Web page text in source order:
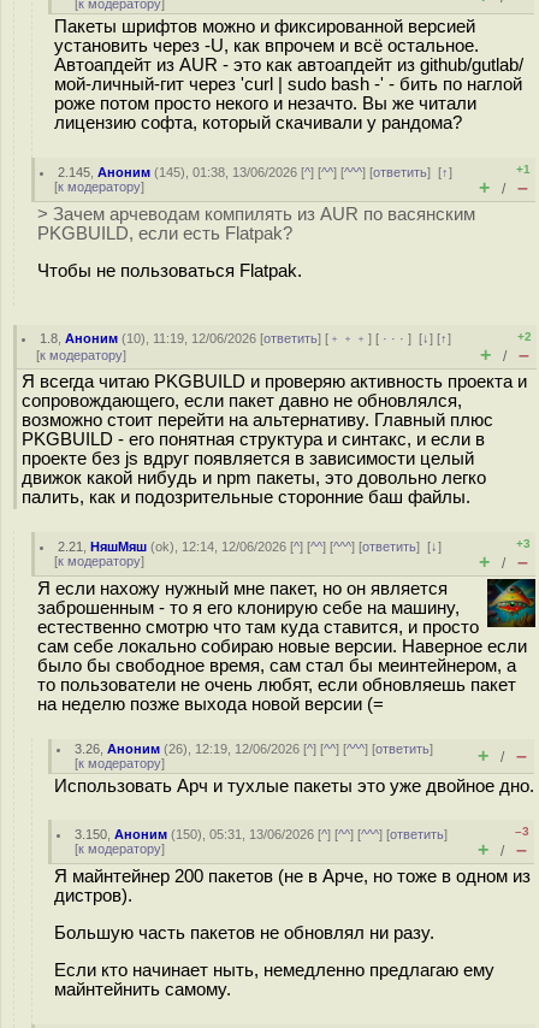
[к модератору]
Пакеты шрифтов можно и фиксированной версией
установить через -U, как впрочем и всё остальное.
Автоапдейт из AUR - это как автоапдейт из github/gutlab/
мой-личный-гит через 'curl | sudo bash -' - бить по наглой
роже потом просто некого и незачто. Вы же читали
лицензию софта, который скачивали у рандома?
2.145 ,Аноним (145), 01:38, 13/06/2026 [^] [^^] [^^^] [ответить][↑]
[к модератору]
+1
+ / –
> Зачем арчеводам компилять из AUR по васянским
PKGBUILD, если есть Flatpak?
Чтобы не пользоваться Flatpak.
1.8 ,Аноним (10), 11:19, 12/06/2026 [ответить] [ ﹢﹢﹢] [ · · ·][↓] [↑]
[к модератору]
+2
+ / –
Я всегда читаю PKGBUILD и проверяю активность проекта и
сопровождающего, если пакет давно не обновлялся,
возможно стоит перейти на альтернативу. Главный плюс
PKGBUILD - его понятная структура и синтакс, и если в
проекте без js вдруг появляется в зависимости целый
движок какой нибудь и npm пакеты, это довольно легко
палить, как и подозрительные сторонние баш файлы.
2.21 ,НяшМяш (ok), 12:14, 12/06/2026 [^] [^^] [^^^] [ответить][↓]
[к модератору]
+3
+ / –
Я если нахожу нужный мне пакет, но он является
заброшенным - то я его клонирую себе на машину,
естественно смотрю что там куда ставится, и просто
сам себе локально собираю новые версии. Наверное если
было бы свободное время, сам стал бы меинтейнером, а
то пользователи не очень любят, если обновляешь пакет
на неделю позже выхода новой версии (=
3.26 ,Аноним (26), 12:19, 12/06/2026 [^] [^^] [^^^] [ответить]
[к модератору] + / –
Использовать Арч и тухлые пакеты это уже двойное дно.
3.150 ,Аноним (150), 05:31, 13/06/2026 [^] [^^] [^^^] [ответить]
[к модератору]
–3
+ / –
Я майнтейнер 200 пакетов (не в Арче, но тоже в одном из
дистров).
Большую часть пакетов не обновлял ни разу.
Если кто начинает ныть, немедленно предлагаю ему
майнтейнить самому.